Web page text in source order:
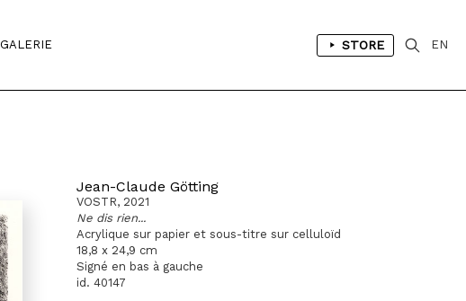
GALERIE STORE EN
Jean-Claude Götting
VOSTR, 2021
Ne dis rien...
Acrylique sur papier et sous-titre sur celluloïd
18,8 x 24,9 cm
Signé en bas à gauche
id. 40147